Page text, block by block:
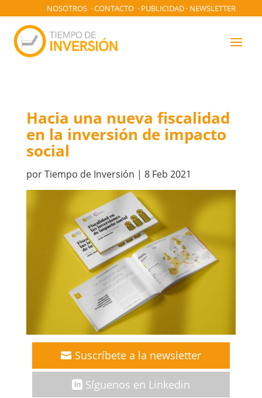
NOSOTROS ·CONTACTO · PUBLICIDAD · NEWSLETTER
Hacia una nueva fiscalidad
en la inversión de impacto
social
porTiempo de Inversión | 8 Feb 2021
Suscríbete a la newsletter
Síguenos en Linkedin